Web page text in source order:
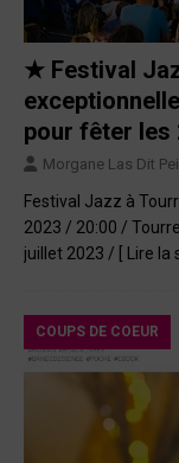
★ Festival
pour fêter les
Morgane Las Dit
Festival Jazz à
2023 / 20:00 /
juillet 2023 /
[ Lire la
COUPS DE COEUR